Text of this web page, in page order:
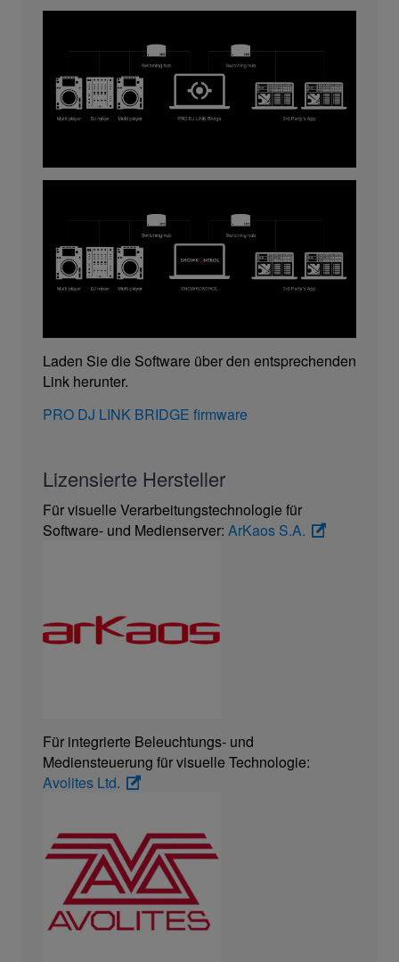
Laden Sie die Software über den entsprechenden
Link herunter.
PRO DJ LINK BRIDGE firmware
Lizensierte Hersteller
Für visuelle Verarbeitungstechnologie für
Software- und Medienserver: ArKaos S.A.
Für integrierte Beleuchtungs- und
Mediensteuerung für visuelle Technologie:
Avolites Ltd.